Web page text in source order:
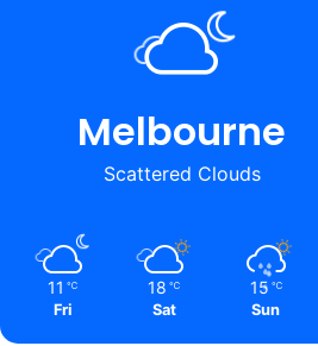
Melbourne
Scattered Clouds
11 ℃
Fri
18 ℃
Sat
15 ℃
Sun